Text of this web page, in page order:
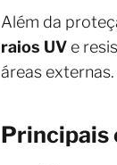
Além da
raios UV e
áreas externas.
Principais